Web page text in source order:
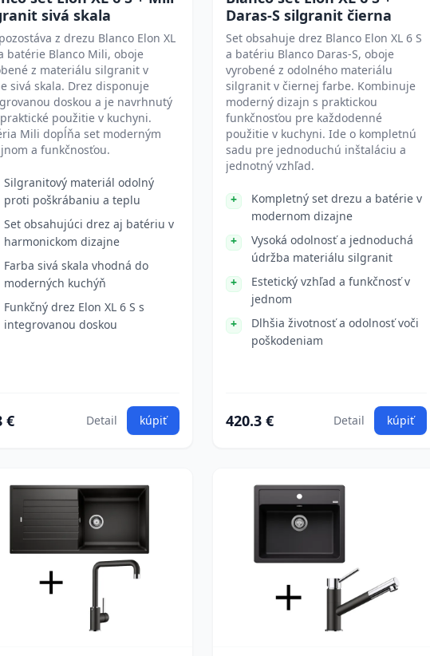
sivá skala
z drezu Blanco Elon XL
batérie Blanco Mili, oboje
z materiálu silgranit v
sivá skala. Drez disponuje
doskou a je navrhnutý
použitie v kuchyni.
Mili dopĺňa set moderným
a funkčnosťou.
Silgranitový materiál odolný
proti poškrábaniu a teplu
Set obsahujúci drez aj batériu v
harmonickom dizajne
Farba sivá skala vhodná do
moderných kuchýň
Funkčný drez Elon XL 6 S s
integrovanou doskou
€ Detail kúpiť
Daras-S silgranit čierna
Set obsahuje drez Blanco Elon XL 6 S
a batériu Blanco Daras-S, oboje
vyrobené z odolného materiálu
silgranit v čiernej farbe. Kombinuje
moderný dizajn s praktickou
funkčnosťou pre každodenné
použitie v kuchyni. Ide o kompletnú
sadu pre jednoduchú inštaláciu a
jednotný vzhľad.
Kompletný set drezu a batérie v
modernom dizajne
Vysoká odolnosť a jednoduchá
údržba materiálu silgranit
Estetický vzhľad a funkčnosť v
jednom
Dlhšia životnosť a odolnosť voči
poškodeniam
420.3 € Detail kúpiť